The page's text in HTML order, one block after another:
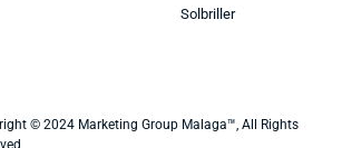
Solbriller
© 2024 Marketing Group Malaga™, All Rights